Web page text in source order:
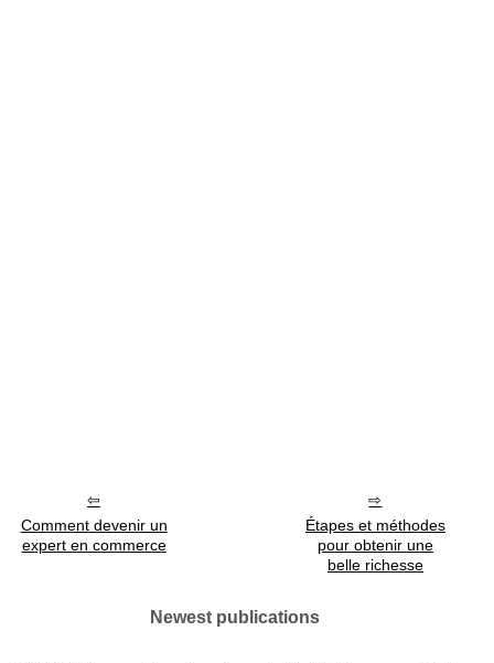
Comment devenir un
expert en commerce
Étapes et méthodes
pour obtenir une
belle richesse
Newest publications